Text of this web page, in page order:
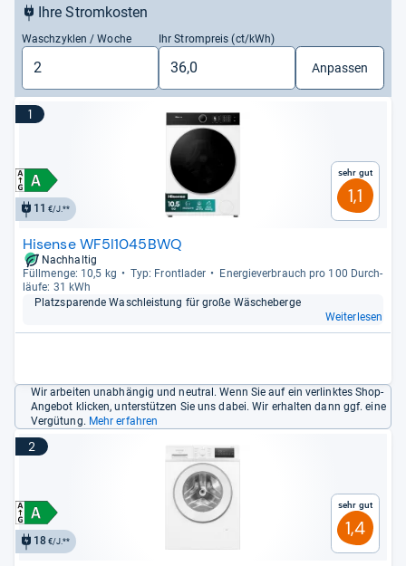
Ihre Stromkosten
Waschzyklen / Woche Ihr Strompreis (ct/kWh)
Anpassen
1
11 €/J.**
Sehr gut
1,1
Hisense WF5I1045BWQ
Nachhaltig
Füll­menge: 10,5 kg
Typ: Front­la­der
Ener­gie­ver­brauch pro 100 Durch­
läufe: 31 kWh
Platz­spa­rende Wasch­leis­tung für große Wäsche­berge
Weiterlesen
Wir arbeiten unabhängig und neutral. Wenn Sie auf ein verlinktes Shop-
Angebot klicken, unterstützen Sie uns dabei. Wir erhalten dann ggf. eine
Vergütung. Mehr erfahren
2
18€/J.**
Sehr gut
1,4